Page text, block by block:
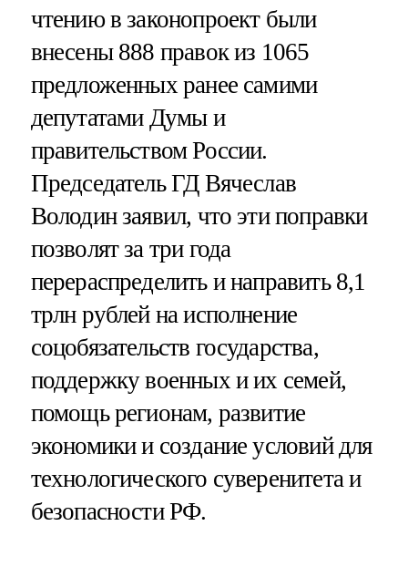
чтению в законопроект были
внесены 888 правок из 1065
предложенных ранее самими
депутатами Думы и
правительством России.
Председатель ГД Вячеслав
Володин заявил, что эти поправки
позволят за три года
перераспределить и направить 8,1
трлн рублей на исполнение
соцобязательств государства,
поддержку военных и их семей,
помощь регионам, развитие
экономики и создание условий для
технологического суверенитета и
безопасности РФ.